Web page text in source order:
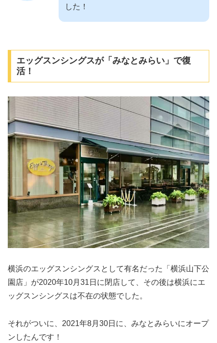
した！
エッグスンシングスが「みなとみらい」で復
活！
横浜のエッグスンシングスとして有名だった「横浜山下公
園店」が2020年10月31日に閉店して、その後は横浜にエ
ッグスンシングスは不在の状態でした。
それがついに、2021年8月30日に、みなとみらいにオープ
ンしたんです！